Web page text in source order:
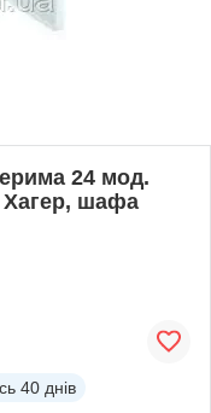
24 мод.
Хагер, шафа
40 днів